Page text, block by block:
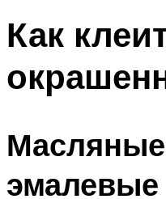
Как
эмалевые